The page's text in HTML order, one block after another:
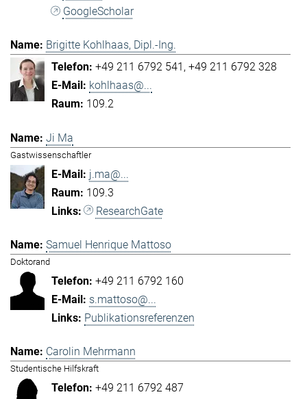
GoogleScholar
Brigitte Kohlhaas, Dipl.-Ing.
+49 211 6792 541 +49 211 6792 328
kohlhaas@...
109.2
Ji Ma
Gastwissenschaftler
j.ma@...
109.3
ResearchGate
Samuel Henrique Mattoso
Doktorand
+49 211 6792 160
s.mattoso@...
Publikationsreferenzen
Carolin Mehrmann
Studentische Hilfskraft
+49 211 6792 487